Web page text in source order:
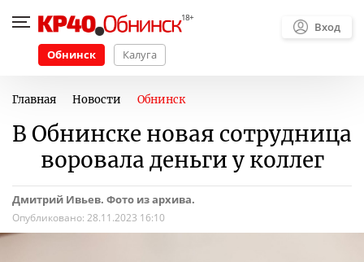
Обнинск Калуга
Вход
Главная Новости Обнинск
В Обнинске новая сотрудница
воровала деньги у коллег
Дмитрий Ивьев. Фото из архива.
Опубликовано: 28.11.2023 16:10